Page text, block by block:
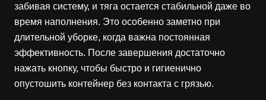
забивая систему, и тяга остается стабильной даже во
время наполнения. Это особенно заметно при
длительной уборке, когда важна постоянная
эффективность. После завершения достаточно
нажать кнопку, чтобы быстро и гигиенично
опустошить контейнер без контакта с грязью.